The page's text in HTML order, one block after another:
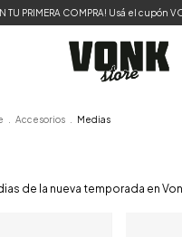
TU PRIMERA COMPRA! Usá el cupón
Accesorios Medias
de la nueva temporada en